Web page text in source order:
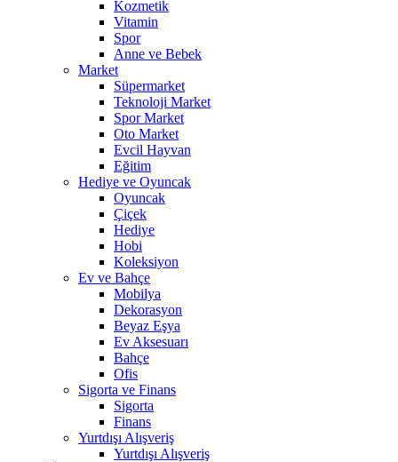
Kozmetik
Vitamin
Spor
Anne ve Bebek
Market
Süpermarket
Teknoloji Market
Spor Market
Oto Market
Evcil Hayvan
Eğitim
Hediye ve Oyuncak
Oyuncak
Çiçek
Hediye
Hobi
Koleksiyon
Ev ve Bahçe
Mobilya
Dekorasyon
Beyaz Eşya
Ev Aksesuarı
Bahçe
Ofis
Sigorta ve Finans
Sigorta
Finans
Yurtdışı Alışveriş
Yurtdışı Alışveriş